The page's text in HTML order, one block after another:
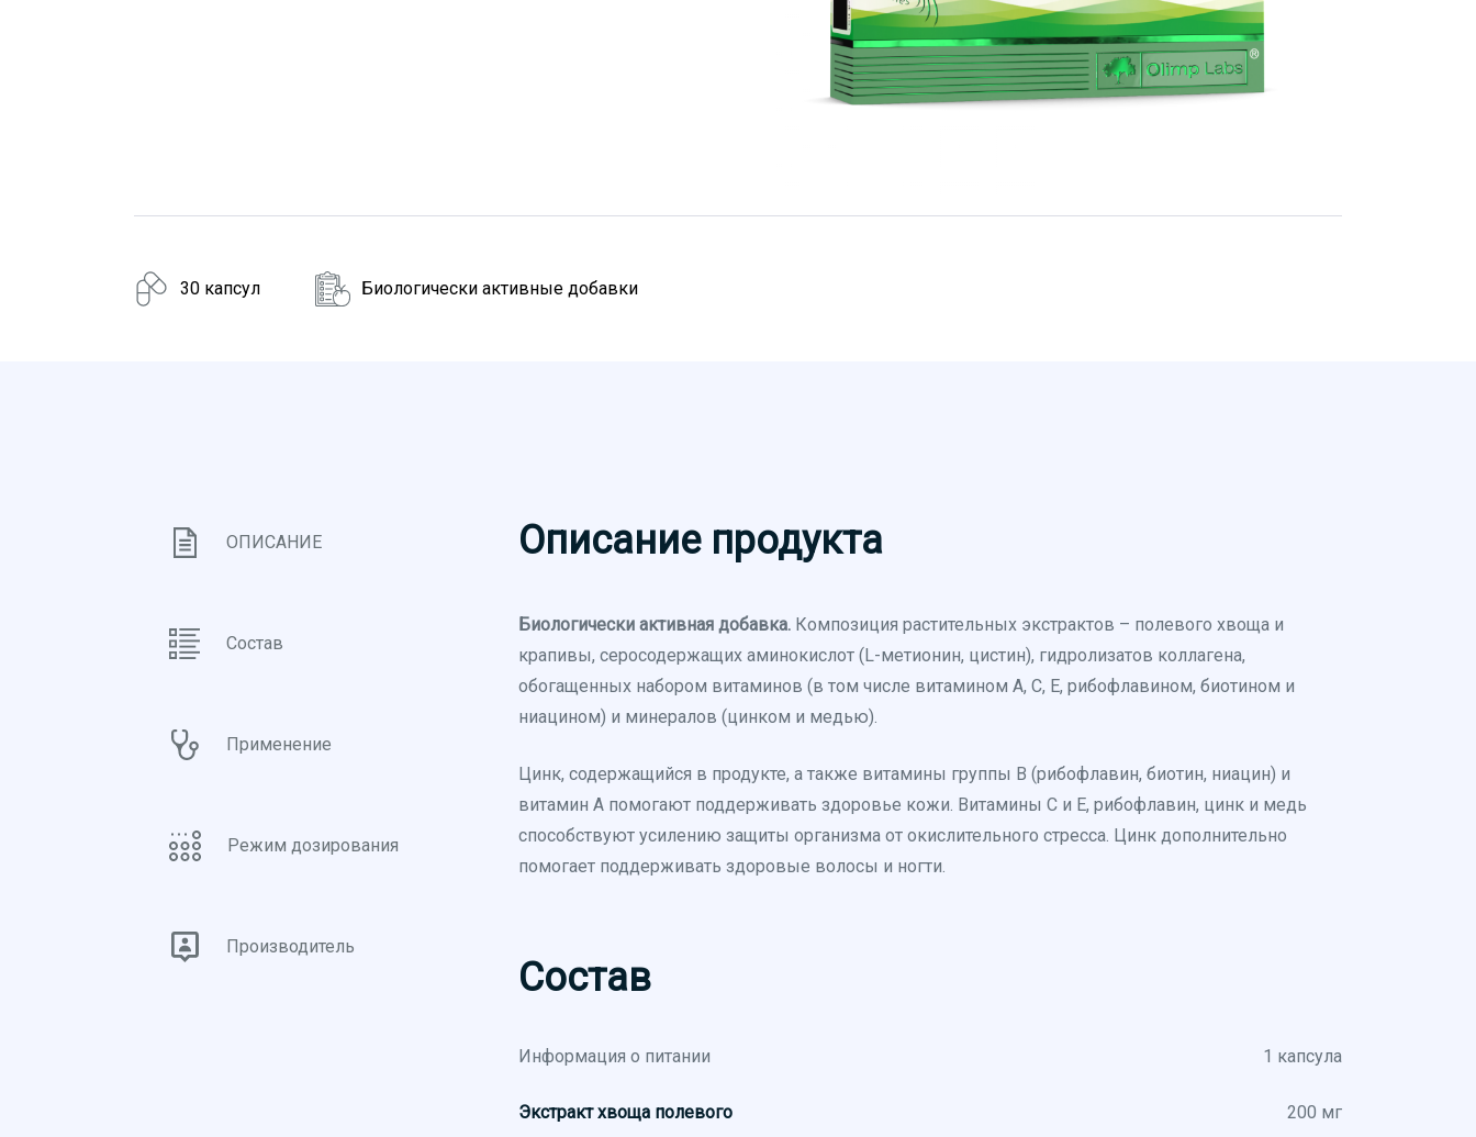
30 капсул Биологически активные добавки
ОПИСАНИЕ
Состав
Применение
Режим дозирования
Производитель
Описание продукта
Биологически активная добавка. Композиция растительных экстрактов – полевого хвоща и
крапивы, серосодержащих аминокислот (L-метионин, цистин), гидролизатов коллагена,
обогащенных набором витаминов (в том числе витамином А, С, Е, рибофлавином, биотином и
ниацином) и минералов (цинком и медью).
Цинк, содержащийся в продукте, а также витамины группы В (рибофлавин, биотин, ниацин) и
витамин А помогают поддерживать здоровье кожи. Витамины С и Е, рибофлавин, цинк и медь
способствуют усилению защиты организма от окислительного стресса. Цинк дополнительно
помогает поддерживать здоровые волосы и ногти.
Состав
Информация о питании 1 капсула
Экстракт хвоща полевого 200 мг